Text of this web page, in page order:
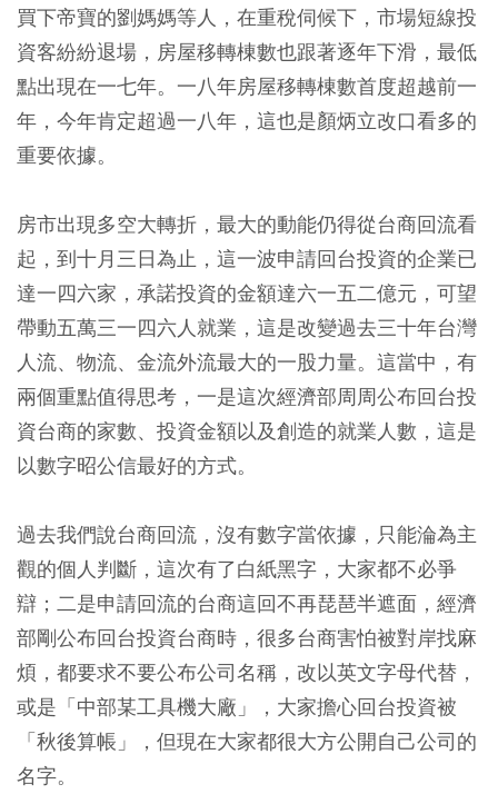
買下帝寶的劉媽媽等人，在重稅伺候下，市場短線投
資客紛紛退場，房屋移轉棟數也跟著逐年下滑，最低
點出現在一七年。一八年房屋移轉棟數首度超越前一
年，今年肯定超過一八年，這也是顏炳立改口看多的
重要依據。
房市出現多空大轉折，最大的動能仍得從台商回流看
起，到十月三日為止，這一波申請回台投資的企業已
達一四六家，承諾投資的金額達六一五二億元，可望
帶動五萬三一四六人就業，這是改變過去三十年台灣
人流、物流、金流外流最大的一股力量。這當中，有
兩個重點值得思考，一是這次經濟部周周公布回台投
資台商的家數、投資金額以及創造的就業人數，這是
以數字昭公信最好的方式。
過去我們說台商回流，沒有數字當依據，只能淪為主
觀的個人判斷，這次有了白紙黑字，大家都不必爭
辯；二是申請回流的台商這回不再琵琶半遮面，經濟
部剛公布回台投資台商時，很多台商害怕被對岸找麻
煩，都要求不要公布公司名稱，改以英文字母代替，
或是「中部某工具機大廠」，大家擔心回台投資被
「秋後算帳」，但現在大家都很大方公開自己公司的
名字。